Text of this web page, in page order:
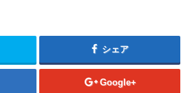
シェア
Google+